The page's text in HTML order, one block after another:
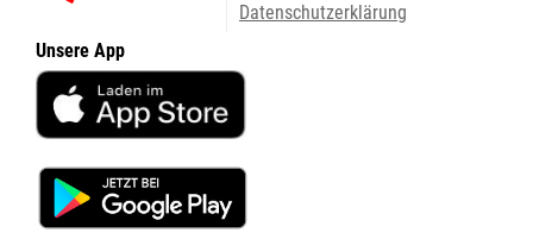
Datenschutzerklärung
Unsere App